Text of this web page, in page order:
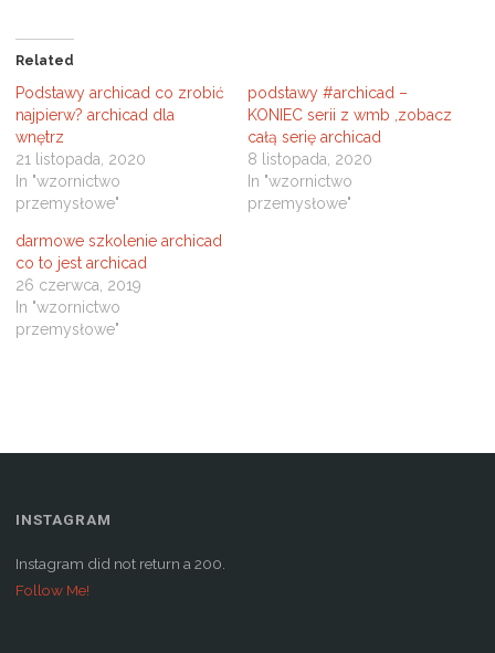
n
L
i
n
k
e
d
I
n
(
O
p
e
s
n
n
w
w
Related
Podstawy archicad co zrobić
najpierw? archicad dla
wnętrz
21 listopada, 2020
In "wzornictwo
przemysłowe"
podstawy #archicad –
KONIEC serii z wmb ,zobacz
całą serię archicad
8 listopada, 2020
In "wzornictwo
przemysłowe"
darmowe szkolenie archicad
co to jest archicad
26 czerwca, 2019
In "wzornictwo
przemysłowe"
INSTAGRAM
Instagram did not return a 200.
Follow Me!